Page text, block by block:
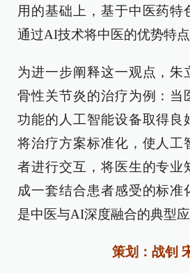
用的基础上，基于中医药特
通过AI技术将中医的优势特
为进一步阐释这一观点，朱
骨性关节炎的治疗为例：当
功能的人工智能设备取得良
将治疗方案标准化，使人工
者进行交互，将医生的专业
成一套结合患者感受的标准
是中医与AI深度融合的典型应
策划：战钊